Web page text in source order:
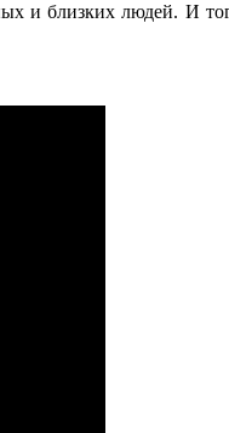
и близких людей. И